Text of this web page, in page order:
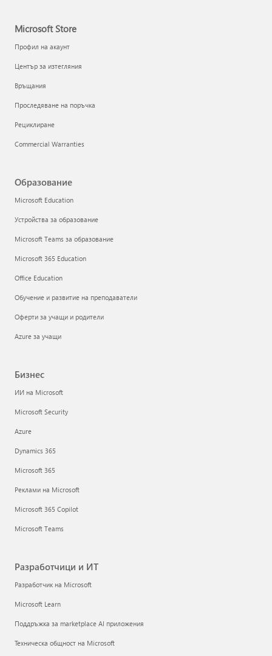
Microsoft Store
Профил на акаунт
Център за изтегляния
Връщания
Проследяване на поръчка
Рециклиране
Commercial Warranties
Образование
Microsoft Education
Устройства за образование
Microsoft Teams за образование
Microsoft 365 Education
Office Education
Обучение и развитие на преподаватели
Оферти за учащи и родители
Azure за учащи
Бизнес
ИИ на Microsoft
Microsoft Security
Azure
Dynamics 365
Microsoft 365
Реклами на Microsoft
Microsoft 365 Copilot
Microsoft Teams
Разработчици и ИТ
Разработчик на Microsoft
Microsoft Learn
Поддръжка за marketplace AI приложения
Техническа общност на Microsoft